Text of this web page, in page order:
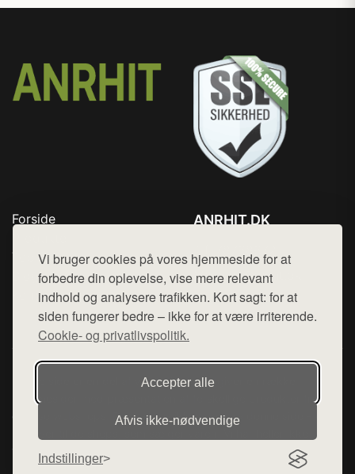
Vi bruger cookies på vores hjemmeside for at
forbedre din oplevelse, vise mere relevant
indhold og analysere trafikken. Kort sagt: for at
siden fungerer bedre – ikke for at være irriterende.
Cookie- og privatlivspolitik.
Accepter alle
Afvis ikke‑nødvendige
Indstillinger
Forside
Top Rabatter
Blog
Kontakt
ANRHIT.DK
Mail: hej@want.dk
Cookie- og privatlivspolitik
Denne side er en del af want.dk, der udgiver en række
hjemmesider med præsentation af forskellige produkter fra
diverse webshops. Der sælges ikke varer fra denne side - vi
henviser til de shops, som sælger varen. Vi har heller ikke
varerne på lager.